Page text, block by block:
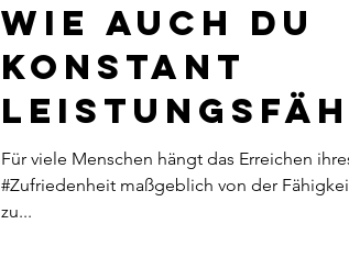
Wie auch du
konstant
bleibst
Für viele Menschen hängt das Erreichen
#Zufriedenheit maßgeblich von der
zu...